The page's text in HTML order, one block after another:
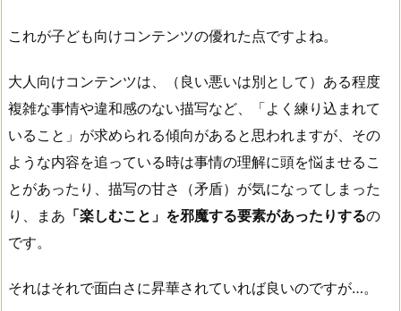
これが子ども向けコンテンツの優れた点ですよね。
大人向けコンテンツは、（良い悪いは別として）ある程度
複雑な事情や違和感のない描写など、「よく練り込まれて
いること」が求められる傾向があると思われますが、その
ような内容を追っている時は事情の理解に頭を悩ませるこ
とがあったり、描写の甘さ（矛盾）が気になってしまった
り、まあ 「楽しむこと」を邪魔する要素があったりするの
です。
それはそれで面白さに昇華されていれば良いのですが…。